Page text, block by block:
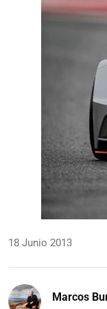
18 Junio 2013
Marcos